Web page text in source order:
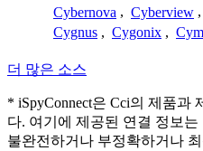
Cybernova , Cyberview ,
Cygnus , Cygonix ,
더 많은 소스
* iSpyConnect은 Cci의 제품과
다. 여기에 제공된 연결 정보
불완전하거나 부정확하거나